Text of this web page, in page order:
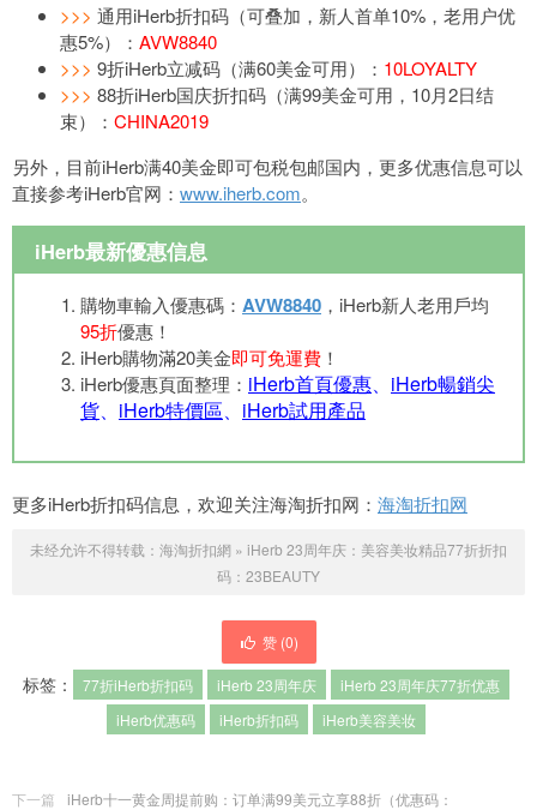
>>> 通用iHerb折扣码（可叠加，新人首单10%，老用户优
惠5%）： AVW8840
>>> 9折iHerb立减码（满60美金可用）： 10LOYALTY
>>> 88折iHerb国庆折扣码（满99美金可用，10月2日结
束）： CHINA2019
另外，目前iHerb满40美金即可包税包邮国内，更多优惠信息可以
直接参考iHerb官网： www.iherb.com。
iHerb最新優惠信息
購物車輸入優惠碼： AVW8840 ，iHerb新人老用戶均
95折優惠！
iHerb購物滿20美金即可免運費 ！
iHerb優惠頁面整理： iHerb首頁優惠、 iHerb暢銷尖
貨、 iHerb特價區、 iHerb試用產品
更多iHerb折扣码信息，欢迎关注海淘折扣网： 海淘折扣网
未经允许不得转载： 海淘折扣網 » iHerb 23周年庆：美容美妆精品77折折扣
码：23BEAUTY
赞 (0)
标签： 77折iHerb折扣码 iHerb 23周年庆
iHerb 23周年庆77折优惠
iHerb优惠码
iHerb折扣码 iHerb美容美妆
下一篇
iHerb十一黄金周提前购：订单满99美元立享88折（优惠码：